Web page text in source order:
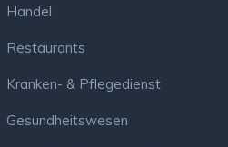
Handel
Restaurants
Kranken- & Pflegedienst
Gesundheitswesen